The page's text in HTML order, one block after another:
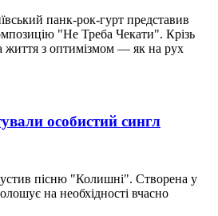
панк-рок-гурт представив
"Не Треба Чекати". Крізь
життя з оптимізмом — як на рух
особистий сингл
пісню "Колишні". Створена у
на необхідності вчасно